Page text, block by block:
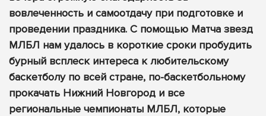
вовлеченность и самоотдачу при подготовке и
проведении праздника. С помощью Матча звезд
МЛБЛ нам удалось в короткие сроки пробудить
бурный всплеск интереса к любительскому
баскетболу по всей стране, по-баскетбольному
прокачать Нижний Новгород и все
региональные чемпионаты МЛБЛ, которые